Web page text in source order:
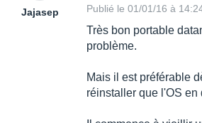
Jajasep Publié le 01/01/16 à
Très bon portable
problème.
Mais il est préférable
réinstaller que l'OS en